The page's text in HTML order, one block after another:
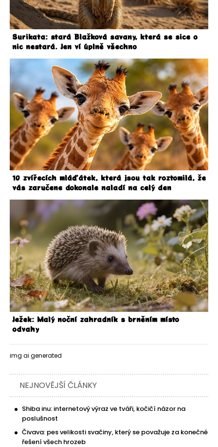
Surikata: stará Blažková savany, která se sice o
nic nestará. Jen ví úplně všechno
10 zvířecích mláďátek, která jsou tak roztomilá, že
vás zaručene dokonale naladí na celý den
Ježek: Malý noční zahradník s brněním místo
odvahy
img ai generated
NEJNOVĚJŠÍ ČLÁNKY
Shiba inu: internetový výraz ve tváři, kočičí názor na
poslušnost
Čivava: pes velikosti svačiny, který se považuje za konečné
řešení všech hrozeb